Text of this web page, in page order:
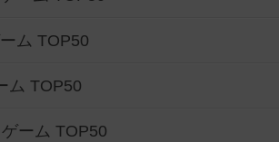
ム TOP50
ム TOP50
ーム TOP50